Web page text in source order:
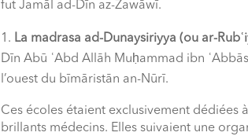
fut Jamāl ad-Dīn az-Zawāwī.
La madrasa ad-Dunaysiriyya (ou ar-
Dīn Abū ʿAbd Allāh Muḥammad ibn
l’ouest du bīmāristān an-Nūrī.
Ces écoles étaient exclusivement dédiées
brillants médecins. Elles suivaient une